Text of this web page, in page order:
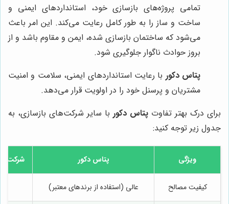
تمامی پروژه‌های بازسازی خود، استانداردهای ایمنی و
ساخت و ساز را به طور کامل رعایت می‌کند. این امر باعث
می‌شود که ساختمان بازسازی شده، ایمن و مقاوم باشد و از
بروز حوادث ناگوار جلوگیری شود.
پتاس دکور با رعایت استانداردهای ایمنی، سلامت و امنیت
مشتریان و پرسنل خود را در اولویت قرار می‌دهد.
برای درک بهتر تفاوت پتاس دکور با سایر شرکت‌های بازسازی، به
جدول زیر توجه کنید:
ویژگی پتاس دکور شرکت
کیفیت مصالح عالی (استفاده از برندهای معتبر)